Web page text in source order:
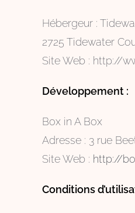
Hébergeur :
2725 Tidewater
Site Web : http://
Développement :
Box in A Box
Adresse : 3 rue
Site Web : http://
Conditions